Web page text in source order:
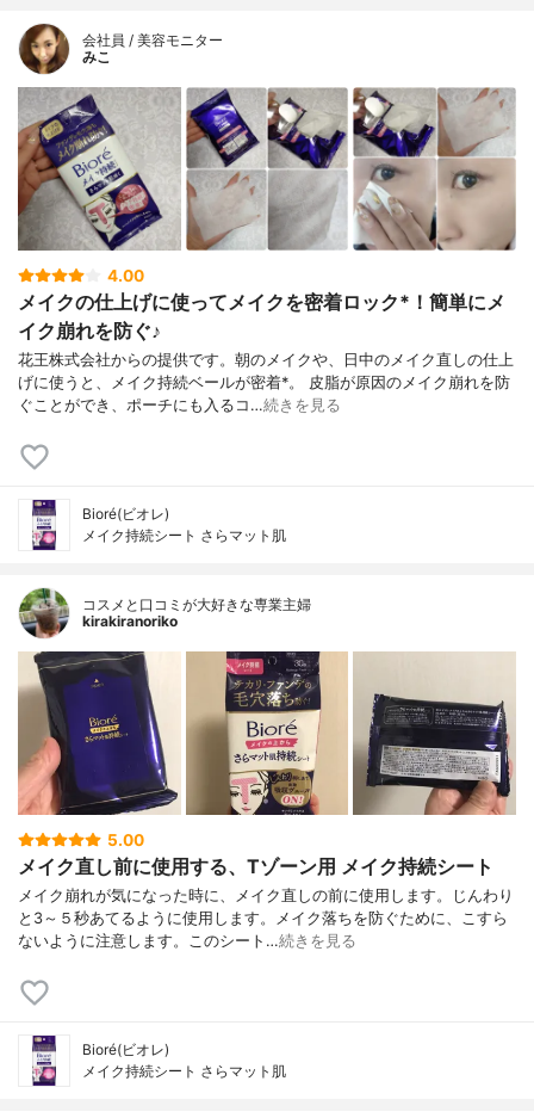
会社員 / 美容モニター
みこ
4.00
メイクの仕上げに使ってメイクを密着ロック*！簡単にメ
イク崩れを防ぐ♪
花王株式会社からの提供です。朝のメイクや、日中のメイク直しの仕上
げに使うと、メイク持続ベールが密着*。 皮脂が原因のメイク崩れを防
ぐことができ、ポーチにも入るコ…続きを見る
Bioré(ビオレ)
メイク持続シート さらマット肌
コスメと口コミが大好きな専業主婦
kirakiranoriko
5.00
メイク直し前に使用する、Tゾーン用 メイク持続シート
メイク崩れが気になった時に、メイク直しの前に使用します。じんわり
と3～５秒あてるように使用します。メイク落ちを防ぐために、こすら
ないように注意します。このシート…続きを見る
Bioré(ビオレ)
メイク持続シート さらマット肌